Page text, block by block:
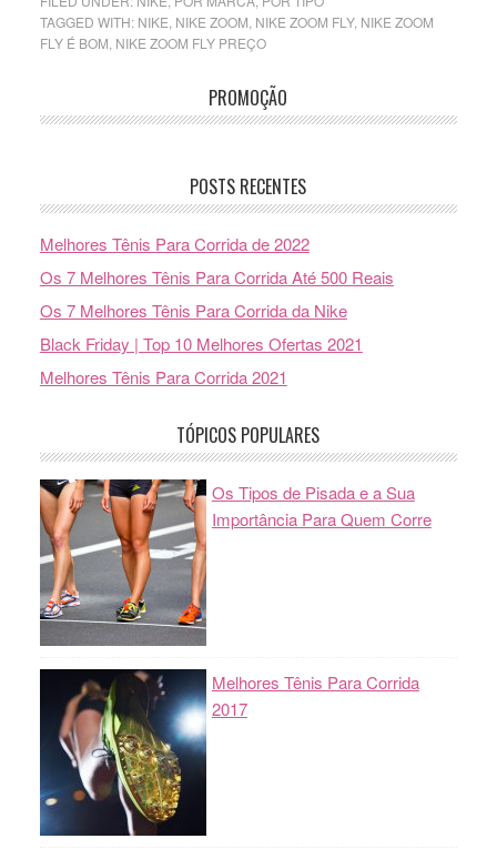
TAGGED WITH: NIKE NIKE ZOOM NIKE ZOOM FLY, NIKE ZOOM
FLY É BOM NIKE ZOOM FLY PREÇO
PROMOÇÃO
POSTS RECENTES
Melhores Tênis Para Corrida de 2022
Os 7 Melhores Tênis Para Corrida Até 500 Reais
Os 7 Melhores Tênis Para Corrida da Nike
Black Friday | Top 10 Melhores Ofertas 2021
Melhores Tênis Para Corrida 2021
TÓPICOS POPULARES
Os Tipos de Pisada e a Sua
Importância Para Quem Corre
Melhores Tênis Para Corrida
2017